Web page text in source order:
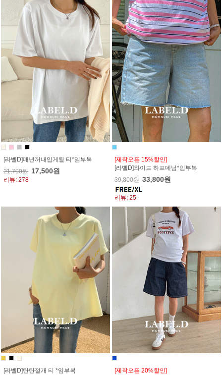
[라벨D]매년꺼내입게될 티*임부복
21,700원 17,500원
리뷰: 278
[제작오픈 15%할인]
[라벨D]와이드 하프데님*임부복
39,800원 33,800원
리뷰: 25
[라벨D]탄탄절개 티 *임부복
[제작오픈 20%할인]